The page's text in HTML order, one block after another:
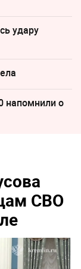
удару
напомнили о
СВО